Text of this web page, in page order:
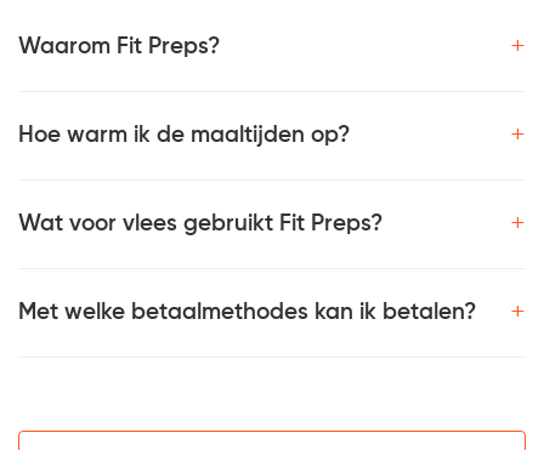
Waarom Fit Preps? +
Hoe warm ik de maaltijden op? +
Wat voor vlees gebruikt Fit Preps? +
Met welke betaalmethodes kan ik betalen? +